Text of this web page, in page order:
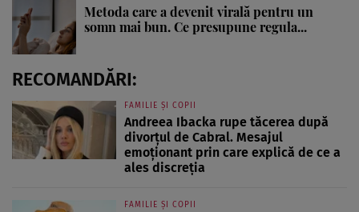
Metoda care a devenit virală pentru un
somn mai bun. Ce presupune regula...
RECOMANDĂRI:
FAMILIE ȘI COPII
Andreea Ibacka rupe tăcerea după
divorțul de Cabral. Mesajul
emoționant prin care explică de ce a
ales discreția
FAMILIE ȘI COPII